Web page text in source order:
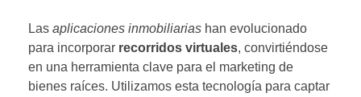
Las aplicaciones inmobiliarias han evolucionado
para incorporar recorridos virtuales, convirtiéndose
en una herramienta clave para el marketing de
bienes raíces. Utilizamos esta tecnología para captar